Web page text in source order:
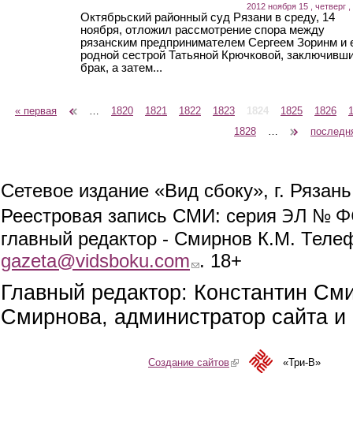
2012 ноября 15 , четверг ,
Октябрьский районный суд Рязани в среду, 14
ноября, отложил рассмотрение спора между
рязанским предпринимателем Сергеем Зоринм и
родной сестрой Татьяной Крючковой,
брак, а затем...
Страницы
« первая 1820 1821 1822 1823 1824 1825 1826
1828
Сетевое издание «Вид сбоку», г.
Реестровая запись СМИ: серия ЭЛ №
главный редактор - Смирнов К.М.
gazeta@vidsboku.com (link sends e-mail)
. 18+
Главный редактор: Константин
Смирнова, администратор сайта
Создание сайтов(link is external)«Три-В»